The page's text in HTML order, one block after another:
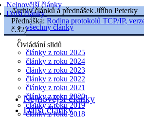
Nejnovější články
Další články
všechny články
články z roku 2025
články z roku 2024
články z roku 2023
články z roku 2022
články z roku 2021
články z roku 2020
články z roku 2019
články z roku 2018
Archiv článků a přednášek Jiřího Peterky
Přednáška: Rodina protokolů TCP/IP,
č.32)
Ovládání slidů
Nejnovější články
Další články